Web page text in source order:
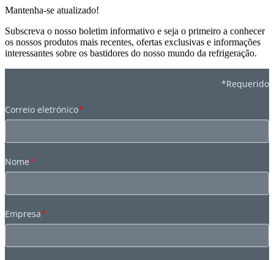
Mantenha-se atualizado!
Subscreva o nosso boletim informativo e seja o primeiro a conhecer
os nossos produtos mais recentes, ofertas exclusivas e informações
interessantes sobre os bastidores do nosso mundo da refrigeração.
*Requerido
Correio eletrónico*
Nome*
Empresa*